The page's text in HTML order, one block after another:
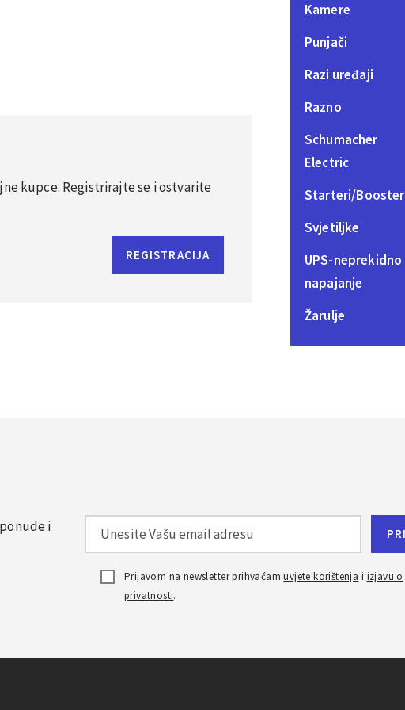
Kamere
Punjači
Razi uređaji
Razno
Schumacher
Electric
Starteri/Booster
Svjetiljke
UPS-neprekidno
napajanje
Žarulje
kupce. Registrirajte se i ostvarite
REGISTRACIJA
i
Prijavom na newsletter prihvaćamuvjete korištenja i izjavu o
privatnosti.